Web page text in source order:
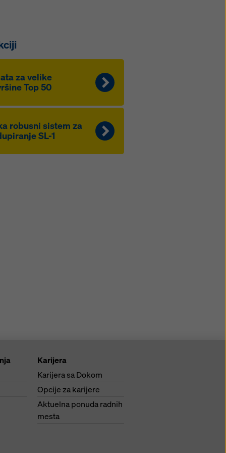
za velike
Top 50
robusni sistem za
SL-1
Karijera
Karijera sa Dokom
Opcije za karijere
Aktuelna ponuda radnih
mesta